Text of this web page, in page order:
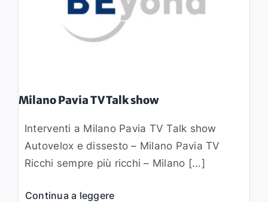
Milano Pavia TV Talk show
Interventi a Milano Pavia TV Talk show
Autovelox e dissesto – Milano Pavia TV
Ricchi sempre più ricchi – Milano [...]
Continua a leggere